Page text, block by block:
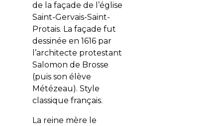
de la façade de l’église
Saint-Gervais-Saint-
Protais. La façade fut
dessinée en 1616 par
l’architecte protestant
Salomon de Brosse
(puis son élève
Métézeau). Style
classique français.
La reine mère le